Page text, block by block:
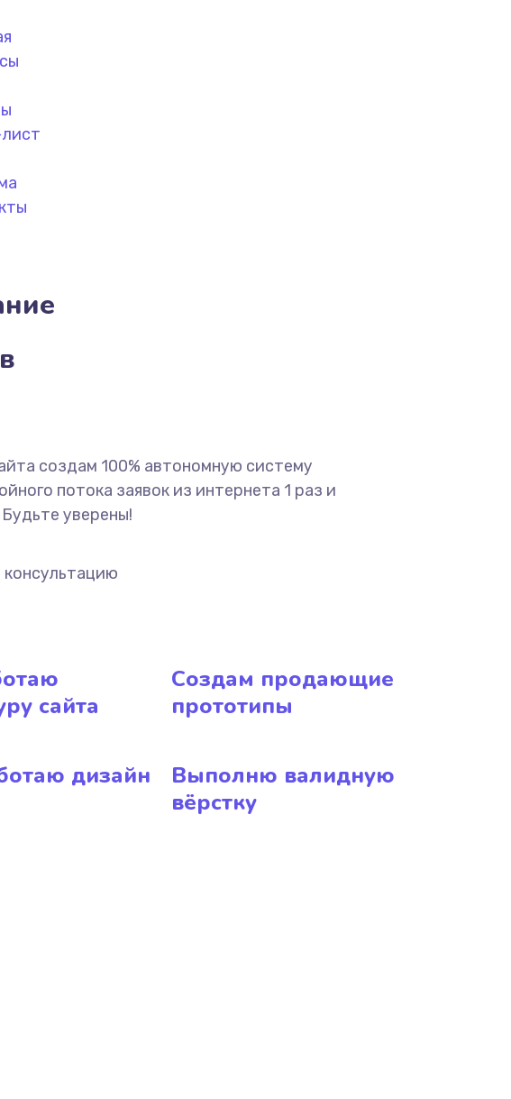
создам 100% автономную систему
потока заявок из интернета 1 раз и
Будьте уверены!
сайта
дизайн
Создам продающие
прототипы
Выполню валидную
вёрстку